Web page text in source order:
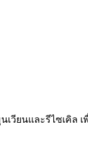
วียนและรีไซเคิล